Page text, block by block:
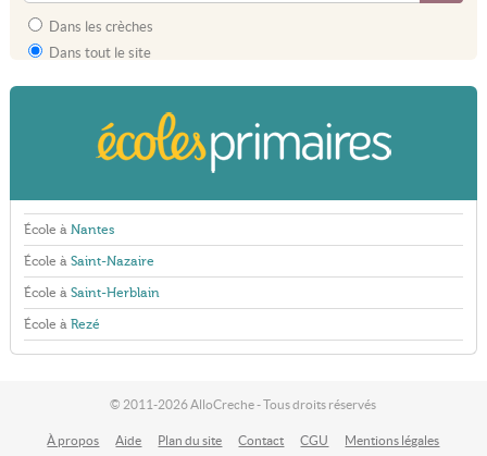
Dans les crèches
Dans tout le site
École à Nantes
École à Saint-Nazaire
École à Saint-Herblain
École à Rezé
© 2011-2026 AlloCreche - Tous droits réservés
À propos Aide Plan du site Contact CGU Mentions légales